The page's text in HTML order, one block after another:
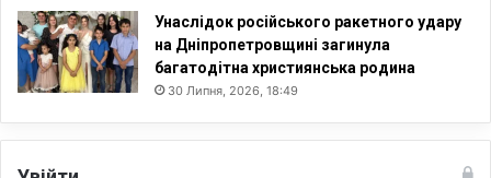
Унаслідок російського ракетного удару
на Дніпропетровщині загинула
багатодітна християнська родина
30 Липня, 2026, 18:49